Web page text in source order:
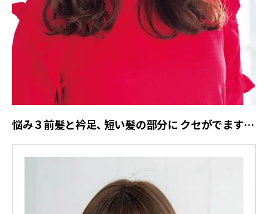
悩み３前髪と衿足、 短い髪の部分に クセがでます…